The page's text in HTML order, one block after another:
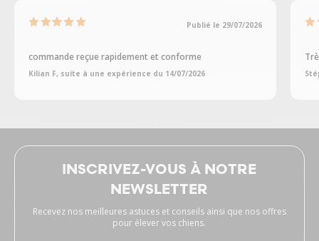
Publié le 29/07/2026
commande reçue rapidement et conforme
Kilian F, suite à une expérience du 14/07/2026
INSCRIVEZ-VOUS À NOTRE
NEWSLETTER
Recevez nos meilleures astuces et conseils ainsi que nos offres
pour élever vos chiens.